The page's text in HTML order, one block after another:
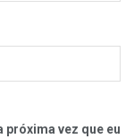
próxima vez que eu